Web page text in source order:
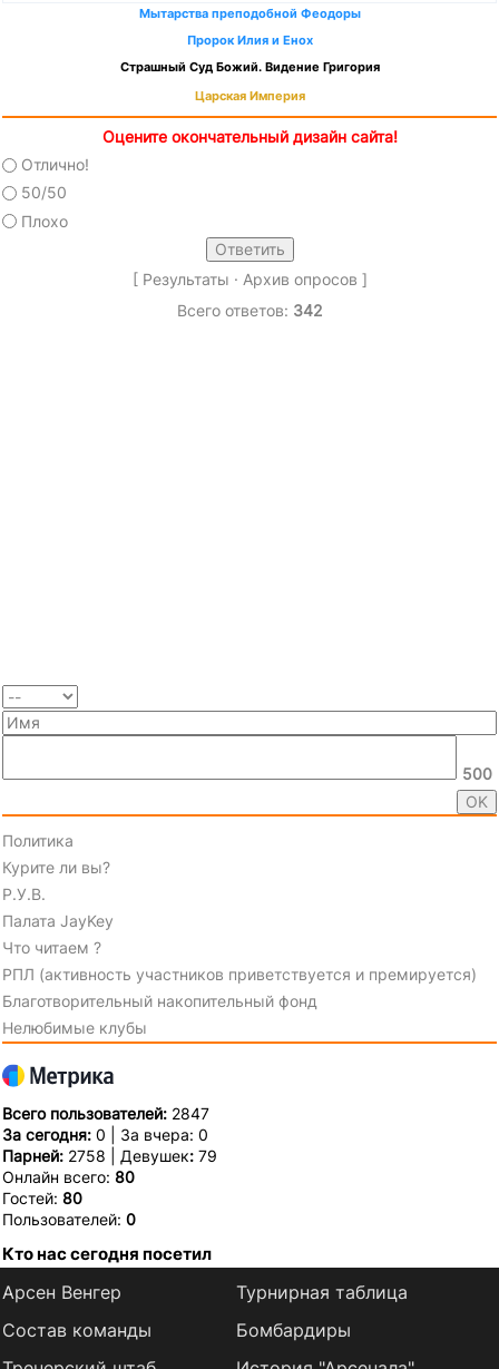
Мытарства преподобной Феодоры
Пророк Илия и Енох
Страшный Суд Божий. Видение Григория
Царская Империя
Оцените окончательный дизайн сайта!
Отлично!
50/50
Плохо
[ Результаты · Архив опросов ]
Всего ответов: 342
500
Политика
Курите ли вы?
Р.У.В.
Палата JayKey
Что читаем ?
РПЛ (активность участников приветствуется и премируется)
Благотворительный накопительный фонд
Нелюбимые клубы
Всего пользователей: 2847
За сегодня: 0 | За вчера: 0
Парней: 2758 | Девушек: 79
Онлайн всего: 80
Гостей: 80
Пользователей: 0
Кто нас сегодня посетил
Арсен Венгер
Состав команды
Турнирная таблица
Бомбардиры